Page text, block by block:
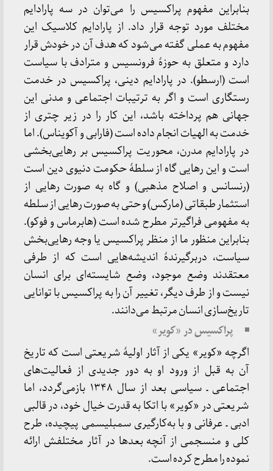
بنابراین مفهوم پراکسیس را می‌توان در سه پارادایم
مختلف مورد توجه قرار داد. از پارادایم کلاسیک این
مفهوم به عملی گفته می‌شود که هدف آن در خودش قرار
دارد و متعلق به حوزهٔ فرونسیس و مترادف با سیاست
است (ارسطو). در پارادایم دینی، پراکسیس در خدمت
رستگاری است و اگر به ترتیبات اجتماعی و مدنی این
جهانی هم پرداخته باشد، این کار را در زیر چتری از
خدمت به الهیات انجام داده است (فارابی و آکویناس). اما
در پارادایم مدرن، محوریت پراکسیس بر رهایی‌بخشی
است و این رهایی گاه از سلطهٔ حکومت دنیوی دین است
(رنسانس و اصلاح مذهبی) و گاه به صورت رهایی از
استثمار طبقاتی (مارکس) و حتی به صورت رهایی از سلطه
به مفهومی فراگیرتر مطرح شده است (هابرماس و فوکو).
بنابراین منظور ما از منظر پراکسیس یا وجه رهایی‌بخش
سیاست، دربرگیرندهٔ اندیشه‌هایی است که از طرفی
معتقدند وضع موجود، وضع شایسته‌ای برای انسان
نیست و از طرف دیگر، تغییر آن را به پراکسیس با توانایی
تاریخ‌سازی انسان مرتبط می‌دانند.
پراکسیس در «کویر»
اگرچه «کویر» یکی از آثار اولیهٔ شریعتی است که تاریخ
آن به قبل از ورود او به دور جدیدی از فعالیت‌های
اجتماعی ـ سیاسی بعد از سال ۱۳۴۸ بازمی‌گردد، اما
شریعتی در «کویر» با اتکا به قدرت خیال خود، در قالبی
ادبی ـ عرفانی و با به‌کارگیری سمبلیسمی پیچیده، طرح
کلی و منسجمی از آنچه بعدها در آثار مختلفش ارائه
نموده را مطرح کرده است.